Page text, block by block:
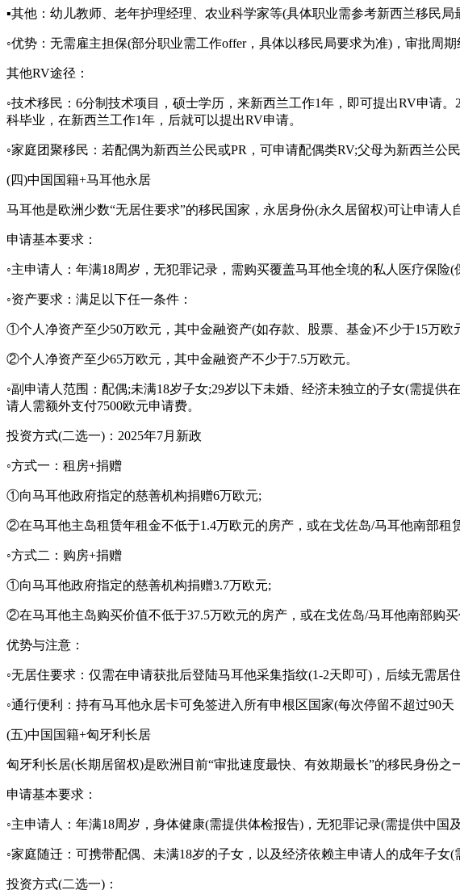
▪其他：幼儿教师、老年护理经理、农业科学家等(具体职业需参考新西兰移民局
◦优势：无需雇主担保(部分职业需工作offer，具体以移民局要求为准)，审批周
其他RV途径：
◦技术移民：6分制技术项目，硕士学历，来新西兰工作1年，即可提出RV申请
科毕业，在新西兰工作1年，后就可以提出RV申请。
◦家庭团聚移民：若配偶为新西兰公民或PR，可申请配偶类RV;父母为新西兰公
(四)中国国籍+马耳他永居
马耳他是欧洲少数“无居住要求”的移民国家，永居身份(永久居留权)可让申请
申请基本要求：
◦主申请人：年满18周岁，无犯罪记录，需购买覆盖马耳他全境的私人医疗保
◦资产要求：满足以下任一条件：
①个人净资产至少50万欧元，其中金融资产(如存款、股票、基金)不少于15万欧
②个人净资产至少65万欧元，其中金融资产不少于7.5万欧元。
◦副申请人范围：配偶;未满18岁子女;29岁以下未婚、经济未独立的子女(需提
请人需额外支付7500欧元申请费。
投资方式(二选一)：2025年7月新政
◦方式一：租房+捐赠
①向马耳他政府指定的慈善机构捐赠6万欧元;
②在马耳他主岛租赁年租金不低于1.4万欧元的房产，或在戈佐岛/马耳他南部租
◦方式二：购房+捐赠
①向马耳他政府指定的慈善机构捐赠3.7万欧元;
②在马耳他主岛购买价值不低于37.5万欧元的房产，或在戈佐岛/马耳他南部购
优势与注意：
◦无居住要求：仅需在申请获批后登陆马耳他采集指纹(1-2天即可)，后续无需居
◦通行便利：持有马耳他永居卡可免签进入所有申根区国家(每次停留不超过90天
(五)中国国籍+匈牙利长居
匈牙利长居(长期居留权)是欧洲目前“审批速度最快、有效期最长”的移民身份
申请基本要求：
◦主申请人：年满18周岁，身体健康(需提供体检报告)，无犯罪记录(需提供中国
◦家庭随迁：可携带配偶、未满18岁的子女，以及经济依赖主申请人的成年子女(
投资方式(二选一)：